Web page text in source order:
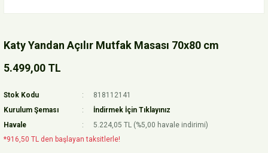
Katy Yandan Açılır Mutfak Masası 70x80 cm
5.499,00 TL
Stok Kodu
818112141
Kurulum Şeması
İndirmek İçin Tıklayınız
Havale
5.224,05 TL (%5,00 havale indirimi)
*916,50 TL den başlayan taksitlerle!